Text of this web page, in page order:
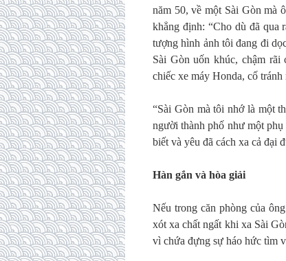
năm 50, về một Sài Gòn mà
khẳng định: “Cho dù đã qua
tượng hình ảnh tôi đang đi
Sài Gòn uốn khúc, chậm rãi
chiếc xe máy Honda, cố
“Sài Gòn mà tôi nhớ là một
người thành phố như một
biết và yêu đã cách xa cả đại
Hàn gắn và hòa giải
Nếu trong căn phòng của
xót xa chất ngất khi xa Sài
vì chứa đựng sự háo hức tìm